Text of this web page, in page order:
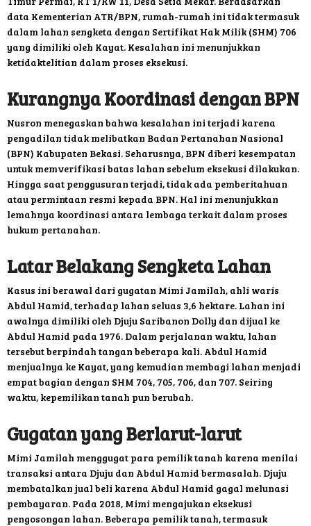
data Kementerian ATR/BPN, rumah-rumah ini tidak termasuk
dalam lahan sengketa dengan Sertifikat Hak Milik (SHM) 706
yang dimiliki oleh Kayat. Kesalahan ini menunjukkan
ketidaktelitian dalam proses eksekusi.
Kurangnya Koordinasi dengan BPN
Nusron menegaskan bahwa kesalahan ini terjadi karena
pengadilan tidak melibatkan Badan Pertanahan Nasional
(BPN) Kabupaten Bekasi. Seharusnya, BPN diberi kesempatan
untuk memverifikasi batas lahan sebelum eksekusi dilakukan.
Hingga saat penggusuran terjadi, tidak ada pemberitahuan
atau permintaan resmi kepada BPN. Hal ini menunjukkan
lemahnya koordinasi antara lembaga terkait dalam proses
hukum pertanahan.
Latar Belakang Sengketa Lahan
Kasus ini berawal dari gugatan Mimi Jamilah, ahli waris
Abdul Hamid, terhadap lahan seluas 3,6 hektare. Lahan ini
awalnya dimiliki oleh Djuju Saribanon Dolly dan dijual ke
Abdul Hamid pada 1976. Dalam perjalanan waktu, lahan
tersebut berpindah tangan beberapa kali. Abdul Hamid
menjualnya ke Kayat, yang kemudian membagi lahan menjadi
empat bagian dengan SHM 704, 705, 706, dan 707. Seiring
waktu, kepemilikan tanah pun berubah.
Gugatan yang Berlarut-larut
Mimi Jamilah menggugat para pemilik tanah karena menilai
transaksi antara Djuju dan Abdul Hamid bermasalah. Djuju
membatalkan jual beli karena Abdul Hamid gagal melunasi
pembayaran. Pada 2018, Mimi mengajukan eksekusi
pengosongan lahan. Beberapa pemilik tanah, termasuk